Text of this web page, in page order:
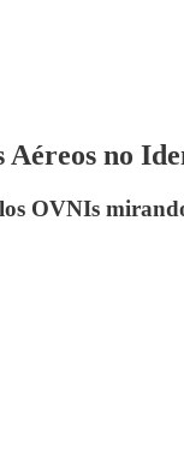
Aéreos no
OVNIs